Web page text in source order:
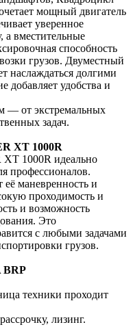
мощный двигатель
уверенное
а вместительные
способность
грузов. Двуместный
наслаждаться долгими
добавляет удобства и
— от экстремальных
задач.
XT 1000R
1000R идеально
профессионалов.
маневренность и
проходимость и
и возможность
Это
с любыми задачами
грузов.
BRP
техники проходит
лизинг.